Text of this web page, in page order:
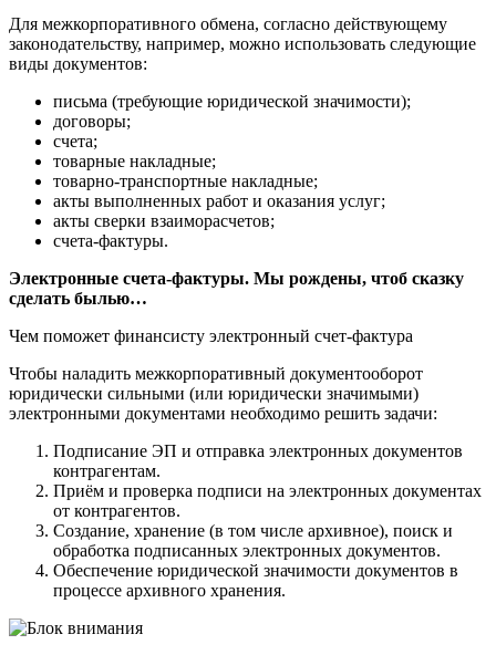
Для межкорпоративного обмена, согласно действующему
законодательству, например, можно использовать следующие
виды документов:
письма (требующие юридической значимости);
договоры;
счета;
товарные накладные;
товарно-транспортные накладные;
акты выполненных работ и оказания услуг;
акты сверки взаиморасчетов;
счета-фактуры.
Электронные счета-фактуры. Мы рождены, чтоб сказку
сделать былью…
Чем поможет финансисту электронный счет-фактура
Чтобы наладить межкорпоративный документооборот
юридически сильными (или юридически значимыми)
электронными документами необходимо решить задачи:
Подписание ЭП и отправка электронных документов
контрагентам.
Приём и проверка подписи на электронных документах
от контрагентов.
Создание, хранение (в том числе архивное), поиск и
обработка подписанных электронных документов.
Обеспечение юридической значимости документов в
процессе архивного хранения.